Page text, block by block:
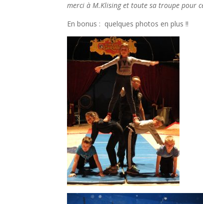
merci à M.Klising et toute sa troupe pour
En bonus : quelques photos en plus !!